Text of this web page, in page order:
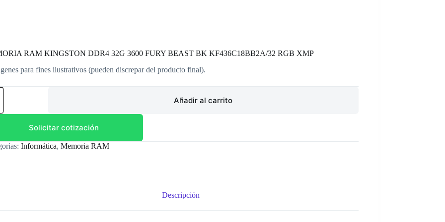
RAM KINGSTON DDR4 32G 3600 FURY BEAST BK KF436C18BB2A/32 RGB XMP
para fines ilustrativos (pueden discrepar del producto final).
Añadir al carrito
Solicitar cotización
Informática, Memoria RAM
Descripción